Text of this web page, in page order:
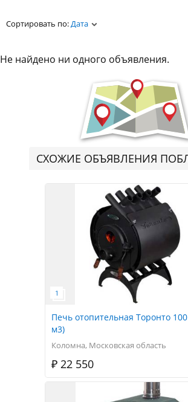
Сортировать по:Дата
Не найдено ни одного объявления.
СХОЖИЕ ОБЪЯВЛЕНИЯ
Печь отопительная Торонто
м3)
Коломна, Московская область
₽ 22 550